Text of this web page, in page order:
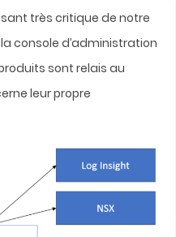
très critique de notre
console d’administration
sont relais au
leur propre